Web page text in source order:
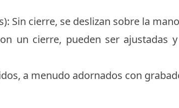
Sin cierre, se deslizan sobre la
un cierre, pueden ser ajustadas
a menudo adornados con